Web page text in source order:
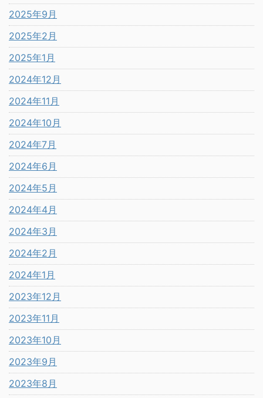
2025年9月
2025年2月
2025年1月
2024年12月
2024年11月
2024年10月
2024年7月
2024年6月
2024年5月
2024年4月
2024年3月
2024年2月
2024年1月
2023年12月
2023年11月
2023年10月
2023年9月
2023年8月